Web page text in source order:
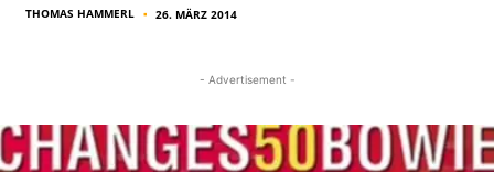
THOMAS HAMMERL ■ 26. MÄRZ 2014
- Advertisement -